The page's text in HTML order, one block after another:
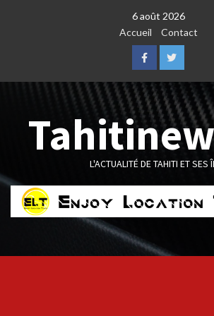
6 août 2026
Accueil
Contact
FacebookTwitter
L'ACTUALITÉ DE TAHITI ET SES